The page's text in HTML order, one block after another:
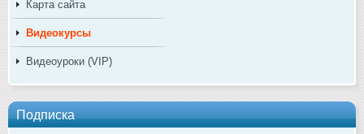
Карта сайта
Видеокурсы
Видеоуроки (VIP)
Подписка